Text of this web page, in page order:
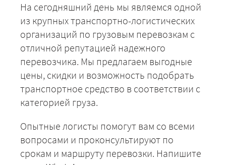
На сегодняшний день мы являемся одной
из крупных транспортно-логистических
организаций по грузовым перевозкам с
отличной репутацией надежного
перевозчика. Мы предлагаем выгодные
цены, скидки и возможность подобрать
транспортное средство в соответствии с
категорией груза.
Опытные логисты помогут вам со всеми
вопросами и проконсультируют по
срокам и маршруту перевозки. Напишите